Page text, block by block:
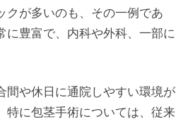
クが多いのも、その一例であ
に豊富で、内科や外科、一部に
間や休日に通院しやすい環境が
特に包茎手術については、従来